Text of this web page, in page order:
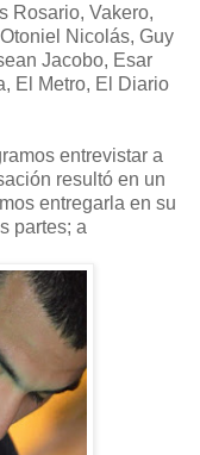
Rosario, Vakero,
Nicolás, Guy
Jacobo, Esar
El Metro, El Diario
entrevistar a
resultó en un
entregarla en su
partes; a